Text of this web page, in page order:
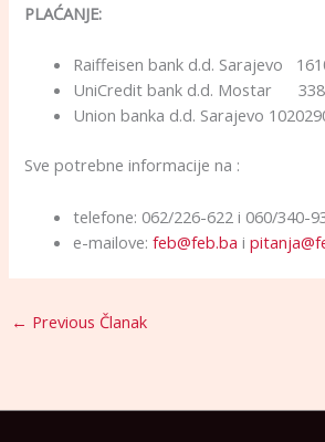
PLAĆANJE:
Raiffeisen bank d.d. Sarajevo
UniCredit bank d.d. Mostar
Union banka d.d. Sarajevo
Sve potrebne informacije na :
telefone: 062/226-622 i 060/340-
e-mailove:feb@feb.ba i
← Previous Članak